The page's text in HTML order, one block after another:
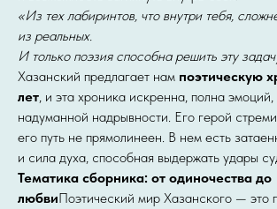
«Из тех лабиринтов, что внутри тебя,
из реальных.
И только поэзия способна решить эту
Хазанский предлагает нам поэтическую
лет, и эта хроника искренна, полна
надуманной надрывности. Его герой
его путь не прямолинеен. В нем есть
и сила духа, способная выдержать удары
Тематика сборника: от одиночества до
любвиПоэтический мир Хазанского — это